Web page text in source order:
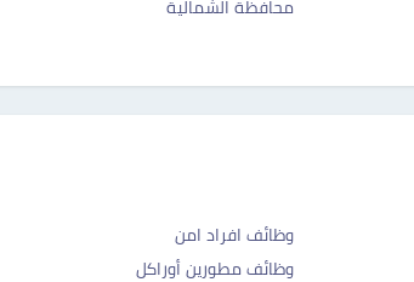
محافظة الشمالية
وظائف افراد امن
وظائف مطورين أوراكل